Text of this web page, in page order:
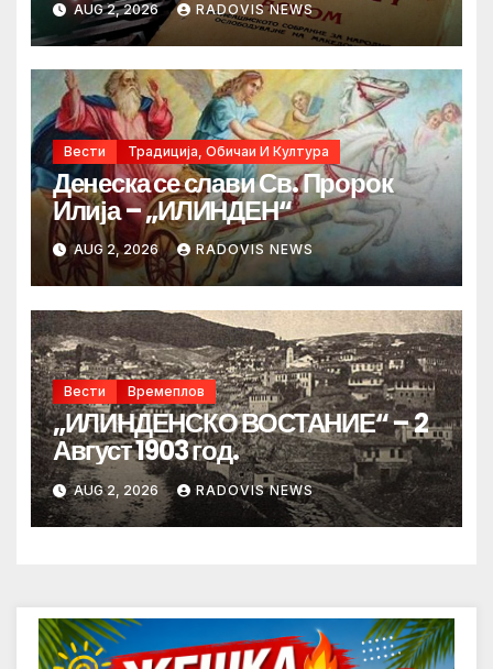
AUG 2, 2026 RADOVIS NEWS
Вести Традиција, Обичаи И Култура
Денеска се слави Св. Пророк
Илија – „ИЛИНДЕН“
AUG 2, 2026 RADOVIS NEWS
Вести Времеплов
„ИЛИНДЕНСКО ВОСТАНИЕ“ – 2
Август 1903 год.
AUG 2, 2026 RADOVIS NEWS